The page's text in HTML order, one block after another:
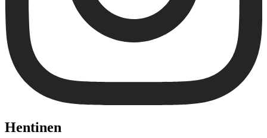
Hentinen